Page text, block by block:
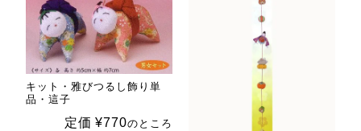
キット・雅びつるし飾り単
品・這子
定価 ¥770のところ